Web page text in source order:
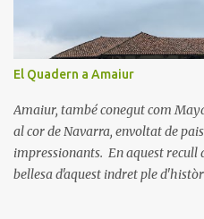
El Quadern a Amaiur
Amaiur, també conegut com
al cor de Navarra, envoltat de
impressionants. En aquest recull
bellesa d'aquest indret ple